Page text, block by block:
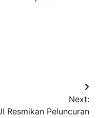
Next:
Resmikan Peluncuran